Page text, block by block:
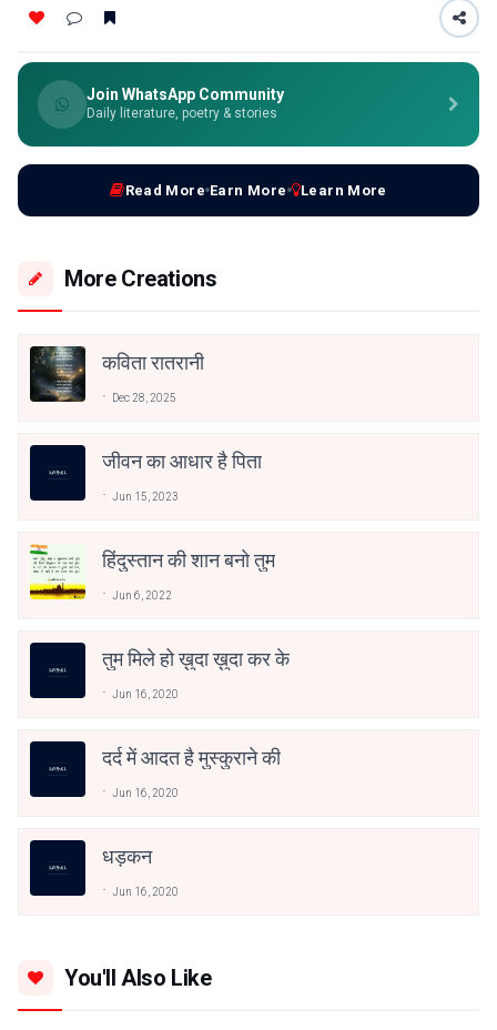
Join WhatsApp Community
Daily literature, poetry & stories
Read More Earn More Learn More
More Creations
कविता रातरानी
Dec 28, 2025
जीवन का आधार है पिता
Jun 15, 2023
हिंदुस्तान की शान बनो तुम
Jun 6, 2022
तुम मिले हो ख़ुदा ख़ुदा कर के
Jun 16, 2020
दर्द में आदत है मुस्कुराने की
Jun 16, 2020
धड़कन
Jun 16, 2020
You'll Also Like